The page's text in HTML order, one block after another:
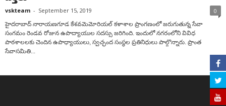
vskteam - September 15, 2019 0
హైదరాబాద్ నారాయణగూడ కేశవమెమోరియల్ కళాశాల ప్రాంగణంలో జరుగుతున్న సేవా
సంగమం రెండవ రోజున ఉపాద్యాయుల సదస్సు జరిగింది. ఇందులో నగరంలోని వివిధ
పాఠశాలలకు చెందిన ఉపాధ్యాయులు, స్వచ్ఛంద సంస్థల ప్రతినిధులు పాల్గొన్నారు. ప్రాంత
సేవాసమితి...